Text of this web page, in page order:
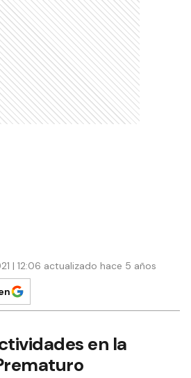
| 12:06 actualizado hace 5 años
en la